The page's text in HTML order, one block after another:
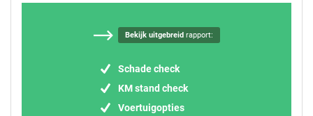
Bekijk uitgebreidrapport:
Schade check
KM stand check
Voertuigopties